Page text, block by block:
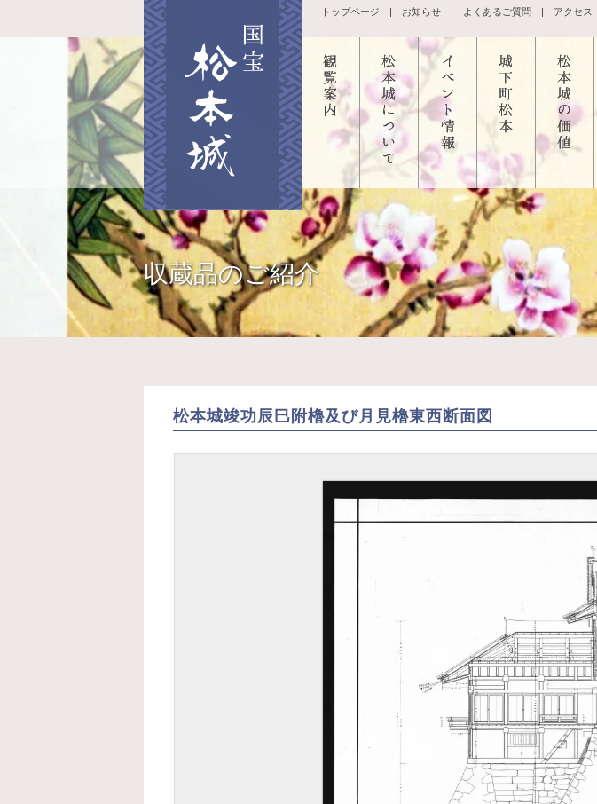
トップページ お知らせ よくあるご質問 アクセス
観覧案内
松本城の
四季
ボランテ
ィアガイ
ドのご案
紹介
国宝松本
城につい
て
天守とそ
の構造
黒門・太
鼓門
その他の
イベント
情報
イベント
最新情報
春のイベ
ント
夏のイベ
冬のイベ
城下町松
城下町松
本を歩こ
う
城下町松
本を知ろ
松本城の
価値
国宝指定
と修理の
あゆみ
天守築造
年代
収蔵品のご紹介
松本城竣功辰巳附櫓及び月見櫓東西断面図